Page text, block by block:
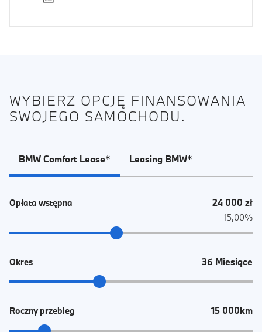
WYBIERZ OPCJĘ FINANSOWANIA
SWOJEGO SAMOCHODU.
BMW Comfort Lease* Leasing BMW*
Opłata wstępna 24 000 zł
15,00%
Okres 36 Miesiące
Roczny przebieg 15 000km